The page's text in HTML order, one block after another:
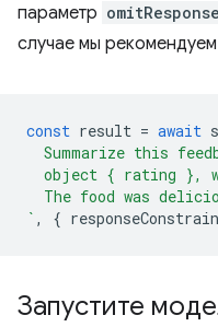
параметр
случае мы
const result = await
Summarize this
object { rating },
The food was
` , {
Запустите